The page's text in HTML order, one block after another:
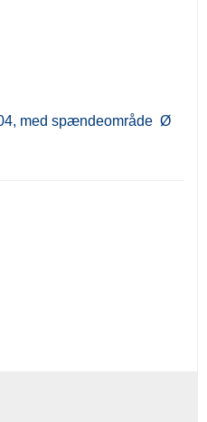
med spændeområde Ø